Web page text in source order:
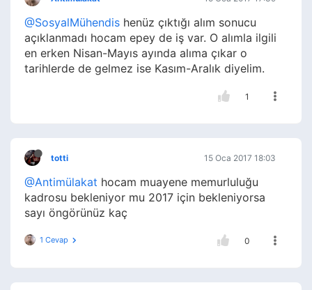
@SosyalMühendis henüz çıktığı alım sonucu
açıklanmadı hocam epey de iş var. O alımla ilgili
en erken Nisan-Mayıs ayında alıma çıkar o
tarihlerde de gelmez ise Kasım-Aralık diyelim.
1
totti 15 Oca 2017 18:03
@Antimülakat hocam muayene memurluluğu
kadrosu bekleniyor mu 2017 için bekleniyorsa
sayı öngörünüz kaç
1 Cevap 0